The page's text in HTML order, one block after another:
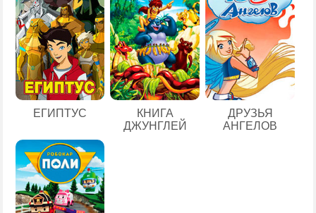
ЕГИПТУС
КНИГА
ДЖУНГЛЕЙ
ДРУЗЬЯ
АНГЕЛОВ